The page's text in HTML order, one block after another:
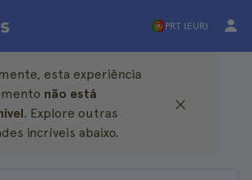
PRT (EUR)
esta experiência
não está
. Explore outras
incríveis abaixo.